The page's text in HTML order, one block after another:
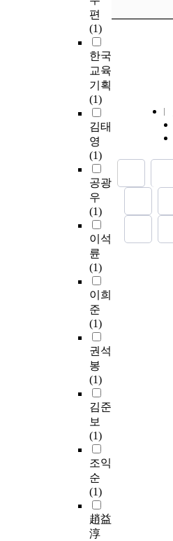
편
(1)
한국
교육
기획
(1)
김태
영
(1)
공광
우
(1)
이석
륜
(1)
이희
준
(1)
권석
봉
(1)
김준
보
(1)
조익
순
(1)
趙益
淳